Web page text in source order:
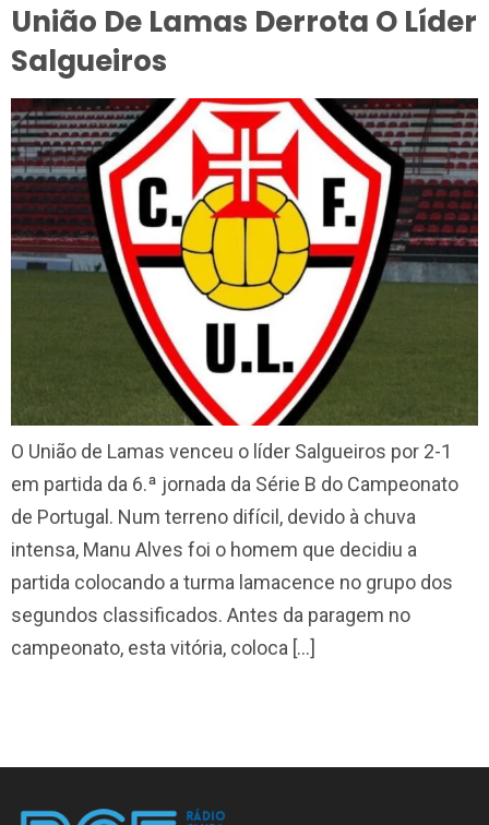
União De Lamas Derrota O Líder
Salgueiros
O União de Lamas venceu o líder Salgueiros por 2-1
em partida da 6.ª jornada da Série B do Campeonato
de Portugal. Num terreno difícil, devido à chuva
intensa, Manu Alves foi o homem que decidiu a
partida colocando a turma lamacence no grupo dos
segundos classificados. Antes da paragem no
campeonato, esta vitória, coloca […]